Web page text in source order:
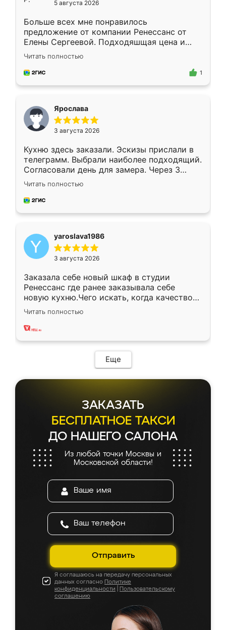
5 августа 2026
Больше всех мне понравилось
предложение от компании Ренессанс от
Елены Сергеевой. Подходяшщая цена и
короткие сроки изготовления. Приехавший
для замера сотрудник Владислав
предложил по моему эскизу самый
Читать полностью
1
Ярослава
3 августа 2026
Кухню здесь заказали. Эскизы прислали в
телеграмм. Выбрали наиболее подходящий.
Согласовали день для замера. Через 3
недели кухня была уже готова. Остались
довольны работой. Спасибо Ренессанс
мебель за качественную работу!
Читать полностью
yaroslava1986
3 августа 2026
Заказала себе новый шкаф в студии
Ренессанс где ранее заказывала себе
новую кухню.Чего искать, когда качеством
вполне довольна. Служит кухня уже почти
два года, нареканий нет.
Читать полностью
Еще
ЗАКАЗАТЬ
БЕСПЛАТНОЕ ТАКСИ
ДО НАШЕГО САЛОНА
Из любой точки Москвы и
Московской области!
Отправить
Я соглашаюсь на передачу персональных
данных согласно Политике
конфиденциальности
Пользовательскому
соглашению